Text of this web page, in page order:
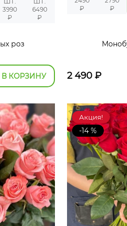
3990
₽
6490
₽
роз
В КОРЗИНУ
₽
₽
2 490₽
Акция!
-14 %